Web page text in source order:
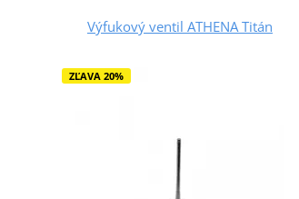
Výfukový ventil ATHENA Titán
ZĽAVA 20%